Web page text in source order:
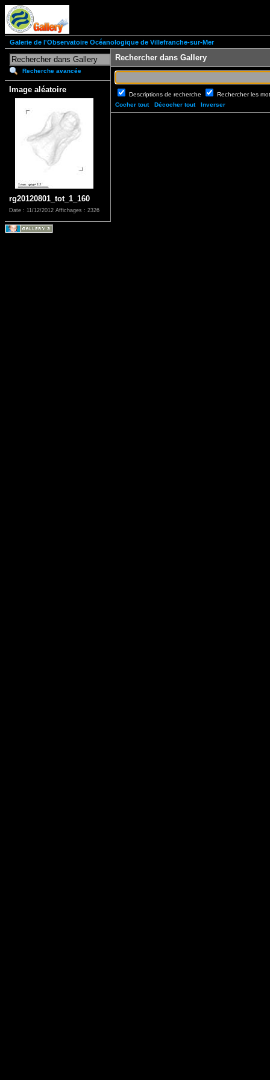
Galerie de l'Observatoire Océanologique de Villefranche-sur-Mer
Recherche avancée
Image aléatoire
rg20120801_tot_1_160
Date : 11/12/2012 Affichages : 2326
Rechercher dans Gallery
Descriptions de recherche
Rechercher les
Cocher tout
Décocher tout Inverser